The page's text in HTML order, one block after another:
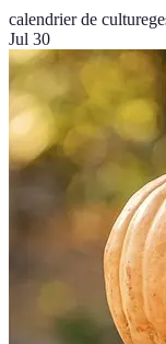
calendrier de culture
Jul 30